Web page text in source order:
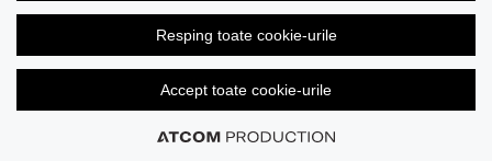
Despre noi
Resping toate cookie-urile
Accept toate cookie-urile